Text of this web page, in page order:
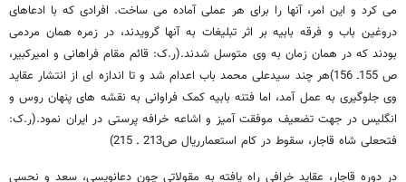
می کرد و این امر، آنها را برای هر عملی آماده می ساخت. افرادی که با ادعاهای
دروغین باب و فرقه بابیه بر اثر تبلیغات به آنها گرویدند، در زمره همان مردمی
بودند که در همان زمان به وی متوسل شدند.(ر.ک: قائم مقام فراهانی و امیرکبیر،
ص 155ـ 156)هر چند سیدعلی محمد باب اعدام شد و تا اندازه ای از انتشار عقاید
وی جلوگیری به عمل آمد، اما فتنه بابیه کمک فراوانی به نقشه های پنهان روس و
انگلیس در جهت تضعیف موفقت آمیز و اشاعه خرافه پرستی در ایران نمود.(ر.ک:
فتحعلی شاه قاجار، سقوط در کام استعمارریال ص213 ـ 215)
در دوره قاجار، عقاید خرافی راه یافته به مقولاتی چون دعانویسی، سعد و نحسی